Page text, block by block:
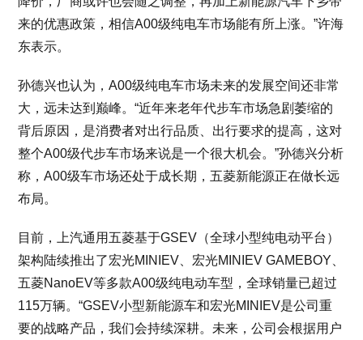
来的优惠政策，相信A00级纯电车市场能有所上涨。”许海
东表示。
孙德兴也认为，A00级纯电车市场未来的发展空间还非常
大，远未达到巅峰。“近年来老年代步车市场急剧萎缩的
背后原因，是消费者对出行品质、出行要求的提高，这对
整个A00级代步车市场来说是一个很大机会。”孙德兴分析
称，A00级车市场还处于成长期，五菱新能源正在做长远
布局。
目前，上汽通用五菱基于GSEV（全球小型纯电动平台）
架构陆续推出了宏光MINIEV、宏光MINIEV GAMEBOY、
五菱NanoEV等多款A00级纯电动车型，全球销量已超过
115万辆。“GSEV小型新能源车和宏光MINIEV是公司重
要的战略产品，我们会持续深耕。未来，公司会根据用户